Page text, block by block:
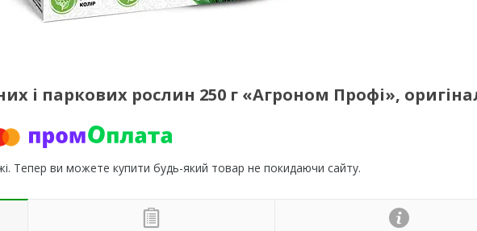
і паркових рослин 250 г «Агроном Профі»,
Тепер ви можете купити будь-який товар не покидаючи сайту.